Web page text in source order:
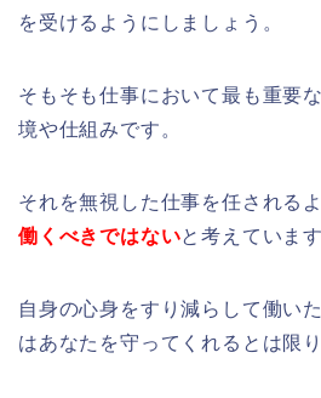
を受けるようにしましょう。
そもそも仕事において最も重要
境や仕組みです。
それを無視した仕事を任される
働くべきではないと考えています
自身の心身をすり減らして働い
はあなたを守ってくれるとは限り